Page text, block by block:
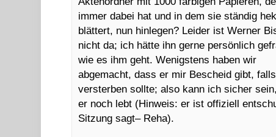
immer dabei hat und in dem sie ständig
blättert, nun hinlegen? Leider ist Werner
nicht da; ich hätte ihn gerne persönlich
wie es ihm geht. Wenigstens haben wir
abgemacht, dass er mir Bescheid gibt,
versterben sollte; also kann ich sicher
er noch lebt (Hinweis: er ist offiziell
Sitzung sagt– Reha).